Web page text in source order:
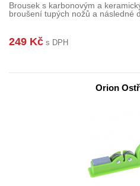
Brousek s karbonovým a
broušení tupých nožů a následné
249 Kč s DPH
Orion